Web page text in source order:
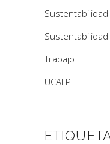
Trabajo
UCALP